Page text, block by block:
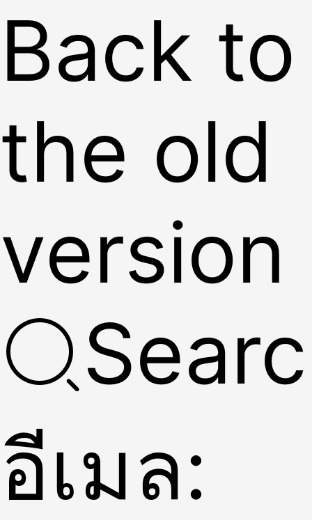
Back to
the old
version
อีเมล: